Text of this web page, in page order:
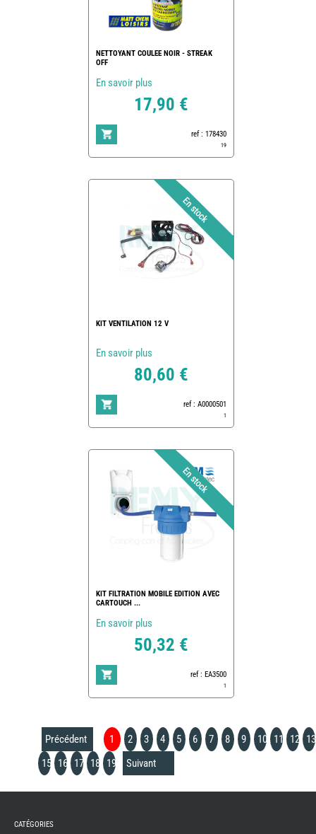
NETTOYANT COULEE NOIR - STREAK
OFF
En savoir plus
17,90 €
ref : 178430
19
KIT VENTILATION 12 V
En savoir plus
80,60 €
ref : A0000501
1
KIT FILTRATION MOBILE EDITION AVEC
CARTOUCH ...
En savoir plus
50,32 €
ref : EA3500
1
Précédent 1 2 3 4 5 6 7 8 9 10 11 12
13
15
16 17 18 19 Suivant
CAMPING-
CATÉGORIES